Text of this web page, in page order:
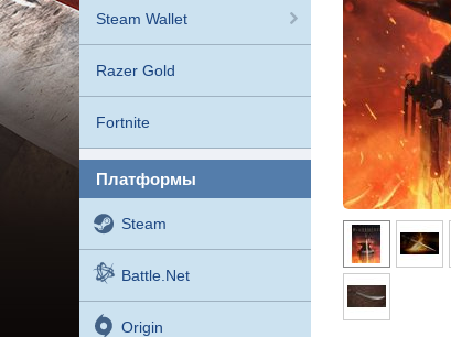
Steam Wallet
Razer Gold
Fortnite
платформы
Steam
Battle.net
Origin